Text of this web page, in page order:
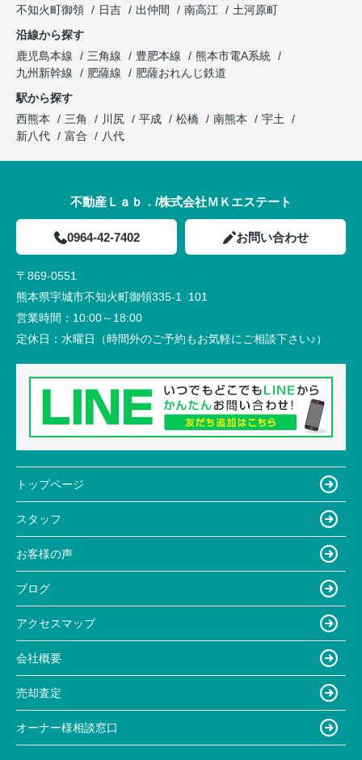
不知火町御領
日吉 出仲間 南高江
土河原町
沿線から探す
鹿児島本線
三角線 豊肥本線
熊本市電A系統
九州新幹線
肥薩線
肥薩おれんじ鉄道
駅から探す
西熊本
三角 川尻 平成 松橋 南熊本
宇土
新八代
富合 八代
不動産Ｌａｂ．/株式会社ＭＫエステート
0964-42-7402 お問い合わせ
〒869-0551
熊本県宇城市不知火町御領335-1 101
営業時間： 10:00～18:00
定休日： 水曜日（時間外のご予約もお気軽にご相談下さい♪）
トップページ
スタッフ
お客様の声
ブログ
アクセスマップ
会社概要
売却査定
オーナー様相談窓口